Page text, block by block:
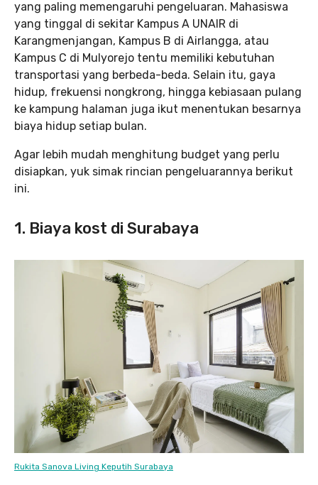
yang paling memengaruhi pengeluaran. Mahasiswa
yang tinggal di sekitar Kampus A UNAIR di
Karangmenjangan, Kampus B di Airlangga, atau
Kampus C di Mulyorejo tentu memiliki kebutuhan
transportasi yang berbeda-beda. Selain itu, gaya
hidup, frekuensi nongkrong, hingga kebiasaan pulang
ke kampung halaman juga ikut menentukan besarnya
biaya hidup setiap bulan.
Agar lebih mudah menghitung budget yang perlu
disiapkan, yuk simak rincian pengeluarannya berikut
ini.
1. Biaya kost di Surabaya
Rukita Sanova Living Keputih Surabaya